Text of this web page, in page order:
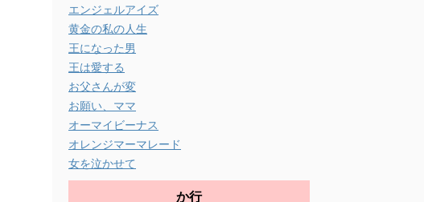
エンジェルアイズ
黄金の私の人生
王になった男
王は愛する
お父さんが変
お願い、ママ
オーマイビーナス
オレンジマーマレード
女を泣かせて
か行